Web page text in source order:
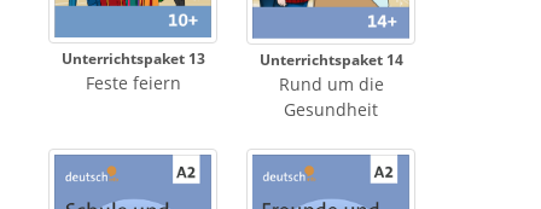
Unterrichtspaket 13
Feste feiern
Unterrichtspaket 14
Rund um die
Gesundheit